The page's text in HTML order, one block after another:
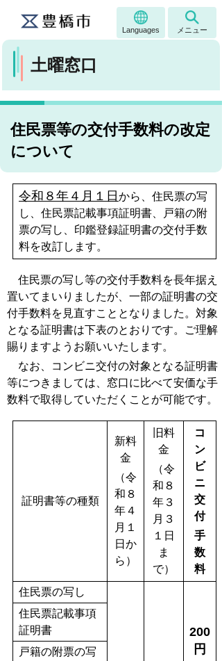
Languages メニュー
土曜窓口
住民票等の交付手数料の改定
について
令和８年４月１日 から、住民票の写
し、住民票記載事項証明書、戸籍の附
票の写し、印鑑登録証明書の交付手数
料を改訂します。
住民票の写し等の交付手数料を長年据え
置いてまいりましたが、一部の証明書の交
付手数料を見直すこととなりました。対象
となる証明書は下表のとおりです。ご理解
賜りますようお願いいたします。
なお、コンビニ交付の対象となる証明書
等につきましては、窓口に比べて安価な手
数料で取得していただくことが可能です。
証明書等の種類
新料
金
（令
和８
年４
月１
日 か
ら）
旧料
金
（令
和８
年３
月３
１日
ま
で）
コ
ン
ビ
ニ
交
付
手
数
料
住民票の写し
200
円
住民票記載事項
証明書
戸籍の附票の写